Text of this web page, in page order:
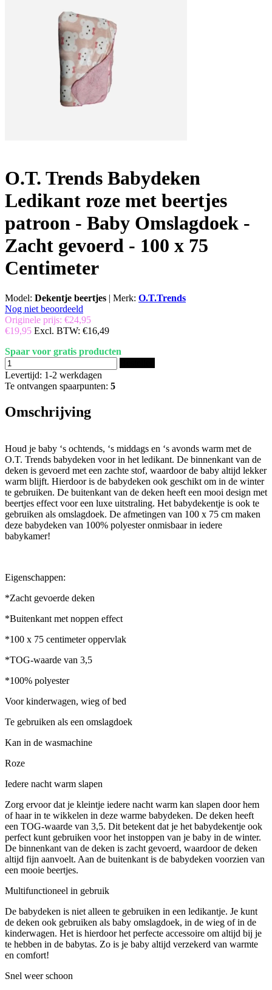
O.T. Trends Babydeken
Ledikant roze met beertjes
patroon - Baby Omslagdoek -
Zacht gevoerd - 100 x 75
Centimeter
Model: Dekentje beertjes | Merk: O.T.Trends
Nog niet beoordeeld
Originele prijs: €24,95
€19,95 Excl. BTW: €16,49
Spaar voor gratis producten
Levertijd: 1-2 werkdagen
Te ontvangen spaarpunten: 5
Omschrijving
Houd je baby ‘s ochtends, ‘s middags en ‘s avonds warm met de
O.T. Trends babydeken voor in het ledikant. De binnenkant van de
deken is gevoerd met een zachte stof, waardoor de baby altijd lekker
warm blijft. Hierdoor is de babydeken ook geschikt om in de winter
te gebruiken. De buitenkant van de deken heeft een mooi design met
beertjes effect voor een luxe uitstraling. Het babydekentje is ook te
gebruiken als omslagdoek. De afmetingen van 100 x 75 cm maken
deze babydeken van 100% polyester onmisbaar in iedere
babykamer!
Eigenschappen:
*Zacht gevoerde deken
*Buitenkant met noppen effect
*100 x 75 centimeter oppervlak
*TOG-waarde van 3,5
*100% polyester
Voor kinderwagen, wieg of bed
Te gebruiken als een omslagdoek
Kan in de wasmachine
Roze
Iedere nacht warm slapen
Zorg ervoor dat je kleintje iedere nacht warm kan slapen door hem
of haar in te wikkelen in deze warme babydeken. De deken heeft
een TOG-waarde van 3,5. Dit betekent dat je het babydekentje ook
perfect kunt gebruiken voor het instoppen van je baby in de winter.
De binnenkant van de deken is zacht gevoerd, waardoor de deken
altijd fijn aanvoelt. Aan de buitenkant is de babydeken voorzien van
een mooie beertjes.
Multifunctioneel in gebruik
De babydeken is niet alleen te gebruiken in een ledikantje. Je kunt
de deken ook gebruiken als baby omslagdoek, in de wieg of in de
kinderwagen. Het is hierdoor het perfecte accessoire om altijd bij je
te hebben in de babytas. Zo is je baby altijd verzekerd van warmte
en comfort!
Snel weer schoon